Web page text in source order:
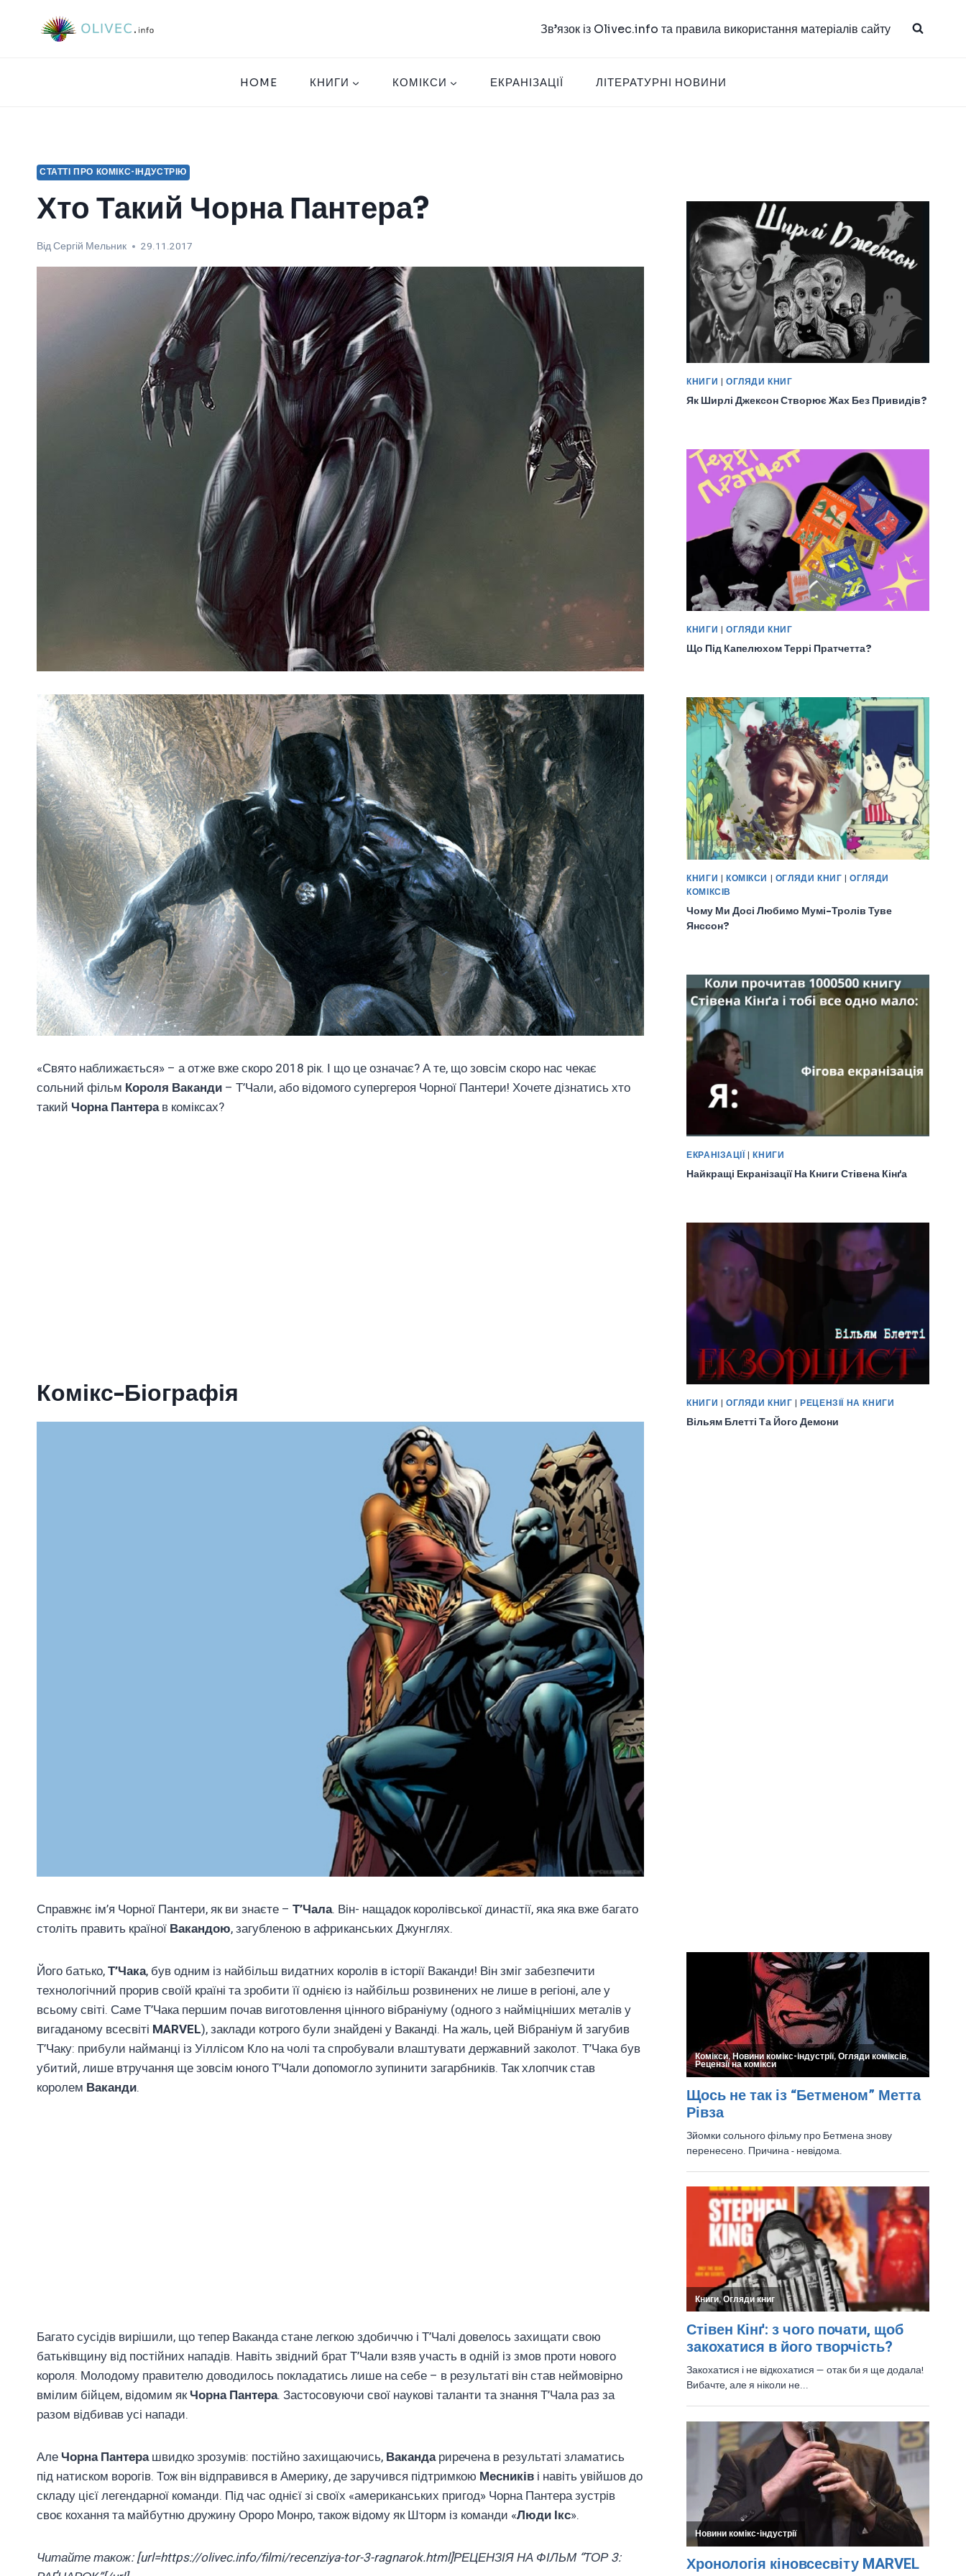
Зв’язок із Olivec.info та правила використання матеріалів сайту
HOME КНИГИ КОМІКСИ ЕКРАНІЗАЦІЇ ЛІТЕРАТУРНІ НОВИНИ
СТАТТІ ПРО КОМІКС-ІНДУСТРІЮ
Хто Такий Чорна Пантера?
ВідСергій Мельник 29.11.2017
«Свято наближається» – а отже вже скоро 2018 рік. І що це означає? А те, що зовсім скоро нас чекає
сольний фільм Короля Ваканди – Т’Чали, або відомого супергероя Чорної Пантери! Хочете дізнатись хто
такий Чорна Пантерав коміксах?
Комікс-Біографія
Справжнє ім’я Чорної Пантери, як ви знаєте – Т’Чала. Він- нащадок королівської династії, яка яка вже багато
століть править країної Вакандою, загубленою в африканських Джунглях.
Його батько,Т’Чака, був одним із найбільш видатних королів в історії Ваканди! Він зміг забезпечити
технологічний прорив своїй країні та зробити її однією із найбільш розвинених не лише в регіоні, але у
всьому світі. Саме Т’Чака першим почав виготовлення цінного вібраніуму (одного з найміцніших металів у
вигаданому всесвіті MARVEL), заклади котрого були знайдені у Ваканді. На жаль, цей Вібраніум й загубив
Т’Чаку: прибули найманці із Уіллісом Кло на чолі та спробували влаштувати державний заколот. Т’Чака був
убитий, лише втручання ще зовсім юного Т’Чали допомогло зупинити загарбників. Так хлопчик став
королем Ваканди.
Багато сусідів вирішили, що тепер Ваканда стане легкою здобиччю і Т’Чалі довелось захищати свою
батьківщину від постійних нападів. Навіть звідний брат Т’Чали взяв участь в одній із змов проти нового
короля. Молодому правителю доводилось покладатись лише на себе – в результаті він став неймовірно
вмілим бійцем, відомим якЧорна Пантера. Застосовуючи свої наукові таланти та знання Т’Чала раз за
разом відбивав усі напади.
Але Чорна Пантерашвидко зрозумів: постійно захищаючись, Вакандариречена в результаті зламатись
під натиском ворогів. Тож він відправився в Америку, де заручився підтримкою Месників і навіть увійшов до
складу цієї легендарної команди. Під час однієї зі своїх «американських пригод» Чорна Пантера зустрів
своє кохання та майбутню дружину Ороро Монро, також відому як Шторм із команди «Люди Ікс».
Читайте також: [url=https://olivec.info/filmi/recenziya-tor-3-ragnarok.html]РЕЦЕНЗІЯ НА ФІЛЬМ “ТОР 3:
КНИГИ | ОГЛЯДИ КНИГ
Як Ширлі Джексон Створює Жах Без Привидів?
КНИГИ | ОГЛЯДИ КНИГ
Що Під Капелюхом Террі Пратчетта?
КНИГИ | КОМІКСИ | ОГЛЯДИ КНИГ |ОГЛЯДИ
КОМІКСІВ
Чому Ми Досі Любимо Мумі-Тролів Туве
Янссон?
ЕКРАНІЗАЦІЇ |КНИГИ
Найкращі Екранізації На Книги Стівена Кінґа
КНИГИ | ОГЛЯДИ КНИГ |РЕЦЕНЗІЇ НА КНИГИ
Вільям Блетті Та Його Демони